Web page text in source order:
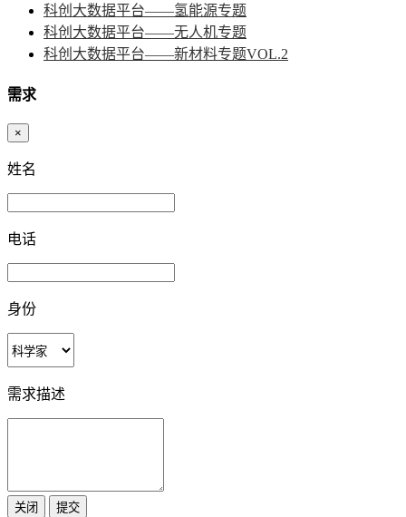
科创大数据平台——氢能源专题
科创大数据平台——无人机专题
科创大数据平台——新材料专题VOL.2
需求
×
姓名
电话
身份
需求描述
关闭 提交